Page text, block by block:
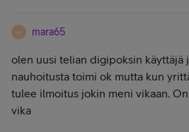
M mara65
olen uusi telian digipoksin käyttäjä
nauhoitusta toimi ok mutta kun
tulee ilmoitus jokin meni vikaan.
vika